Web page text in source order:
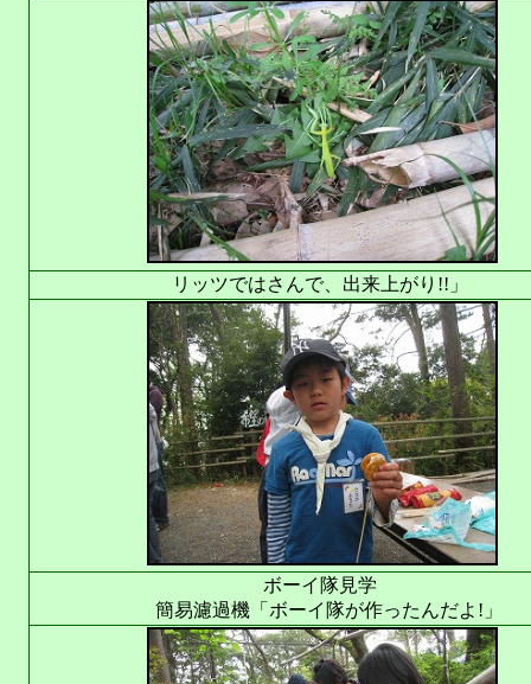
リッツではさんで、出来上がり!!」
ボーイ隊見学
簡易濾過機「ボーイ隊が作ったんだよ!」